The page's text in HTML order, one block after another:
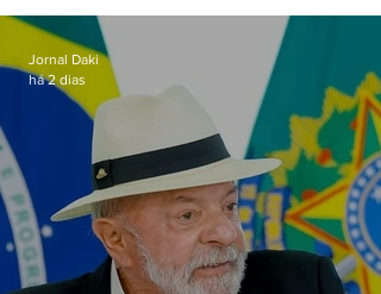
Alcântara
Jornal Daki
há 2 dias